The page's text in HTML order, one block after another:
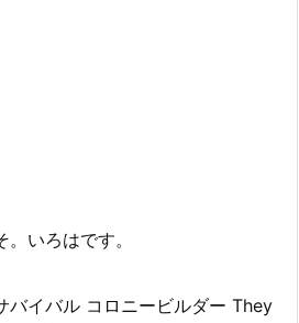
いろはです。
バイバル コロニービルダー They